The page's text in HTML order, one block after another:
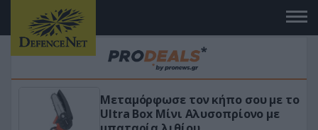
«Μαγική» φόρμουλα τριβόλι + VIP
για αύξηση της λίμπιντο